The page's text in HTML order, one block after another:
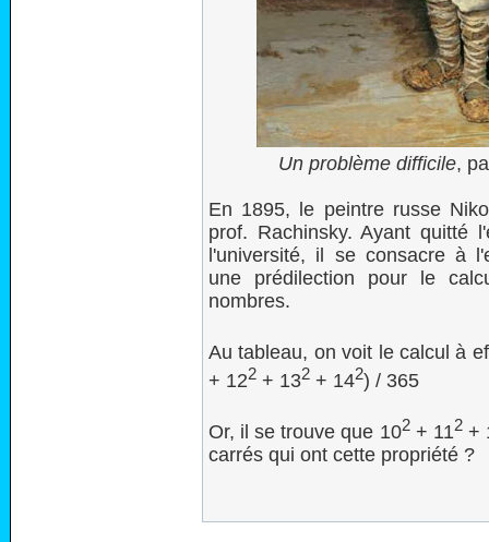
Un problème difficile,
En 1895, le peintre russe
prof. Rachinsky. Ayant quitté
l'université, il se consacre à
une prédilection pour le
nombres.
Au tableau, on voit le calcul à
+ 122 + 132 + 142) / 365
Or, il se trouve que 102+ 112+
carrés qui ont cette propriété ?